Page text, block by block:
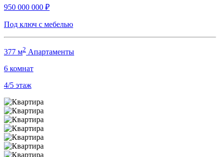
950 000 000 ₽
Под ключ с мебелью
377 м2 Апартаменты
6 комнат
4/5 этаж